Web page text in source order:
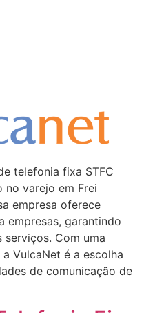
telefonia fixa STFC
no varejo em Frei
empresa oferece
empresas, garantindo
Com uma
VulcaNet é a escolha
de comunicação de